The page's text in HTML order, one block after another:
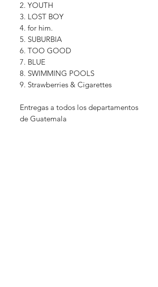
2. YOUTH
3. LOST BOY
4. for him.
5. SUBURBIA
6. TOO GOOD
7. BLUE
8. SWIMMING POOLS
9. Strawberries & Cigarettes
Entregas a todos los departamentos
de Guatemala